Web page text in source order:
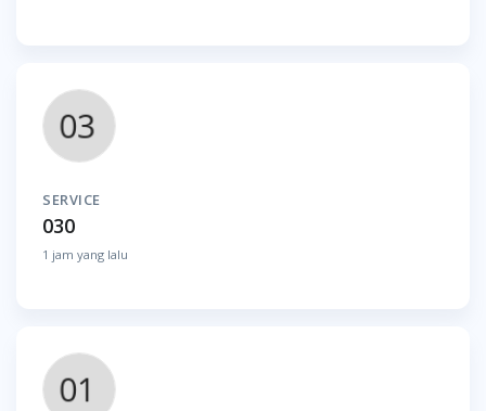
SERVICE
030
1 jam yang lalu